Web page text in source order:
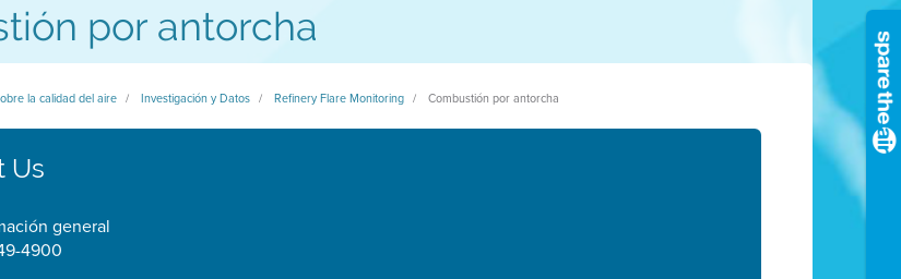
por antorcha
la calidad del aire Investigación y Datos Refinery Flare Monitoring Combustión por antorcha
Us
general
4900